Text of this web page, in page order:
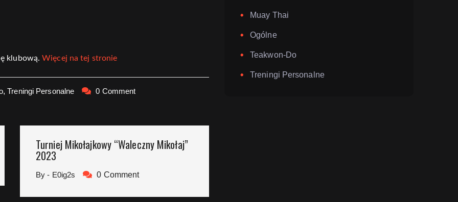
klubową.Więcej na tej stronie
,Treningi Personalne 0 Comment
Turniej Mikołajkowy “Waleczny Mikołaj”
2023
By - E0ig2s 0 Comment
Muay Thai
Ogólne
Teakwon-Do
Treningi Personalne